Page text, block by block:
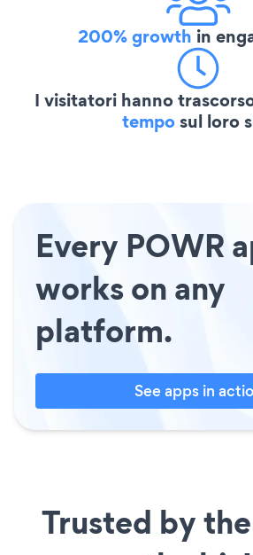
200% growth in
I visitatori hanno
temposul loro
Every POWR
works on any
platform.
See apps in
Trusted by